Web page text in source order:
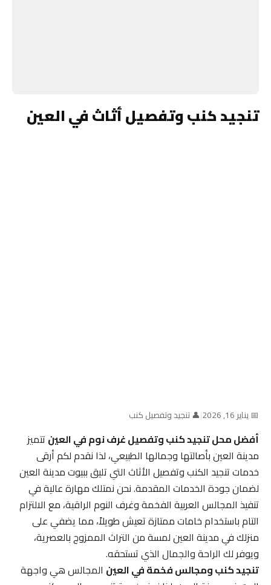
تنجيد كنب وتفصيل أثاث في العين
📅 يناير 16, 2026 |👤 تنجيد وتفصيل كنب
أفضل محل تنجيد كنب وتفصيل غرف نوم في العينتتميز
مدينة العين بأصالتها وجمالها الطبيعي، لذا نقدم لكم أرقى
خدمات تنجيد الكنب وتفصيل الأثاث التي تليق ببيوت مدينة العين
لضمان جودة الخدمات المقدمة. نحن نمتلك مهارة عالية في
تنفيذ المجالس العربية الفخمة وغرف النوم الراقية، مع الالتزام
التام باستخدام خامات ممتازة تعيش طويلاً، مما يضفي على
منزلك في مدينة العين لمسة من التراث الممزوج بالعصرية،
ويوفر لك الراحة والجمال الذي تستحقه.
تنجيد كنب ومجالس فخمة في العينالمجالس هي واجهة